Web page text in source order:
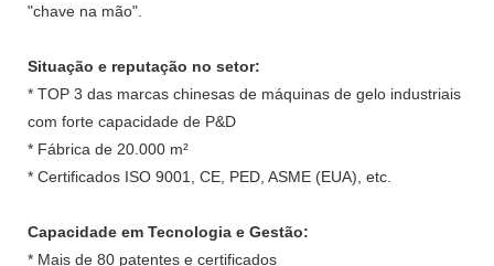
"chave na mão".
Situação e reputação no setor:
* TOP 3 das marcas chinesas de máquinas de gelo industriais
com forte capacidade de P&D
* Fábrica de 20.000 m²
* Certificados ISO 9001, CE, PED, ASME (EUA), etc.
Capacidade em Tecnologia e Gestão:
* Mais de 80 patentes e certificados